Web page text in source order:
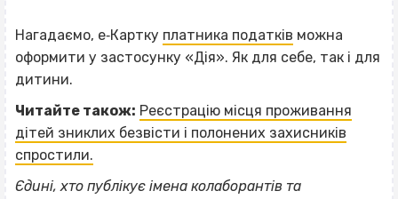
Нагадаємо, е‐Картку платника податків можна
оформити у застосунку «Дія». Як для себе, так і для
дитини.
Читайте також: Реєстрацію місця проживання
дітей зниклих безвісти і полонених захисників
спростили.
Єдині, хто публікує імена колаборантів та